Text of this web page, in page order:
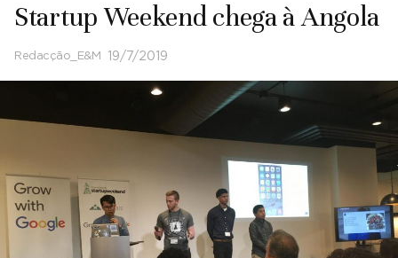
Startup Weekend chega à Angola
Redacção_E&M 19/7/2019